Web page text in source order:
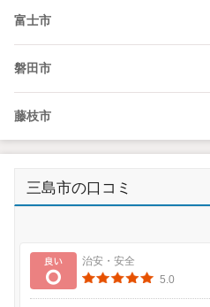
富士市
磐田市
藤枝市
三島市の口コミ
良い
治安・安全
5.0